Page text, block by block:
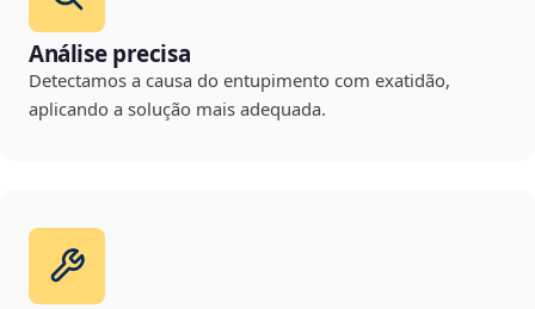
Análise precisa
Detectamos a causa do entupimento com exatidão,
aplicando a solução mais adequada.